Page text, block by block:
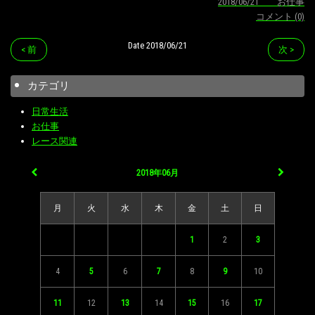
コメント (0)
< 前 次 >
Date 2018/06/21
カテゴリ
日常生活
お仕事
レース関連
2018年06月
月 火 水 木 金 土 日
1 2 3
4 5 6 7 8 9 10
11 12 13 14 15 16 17